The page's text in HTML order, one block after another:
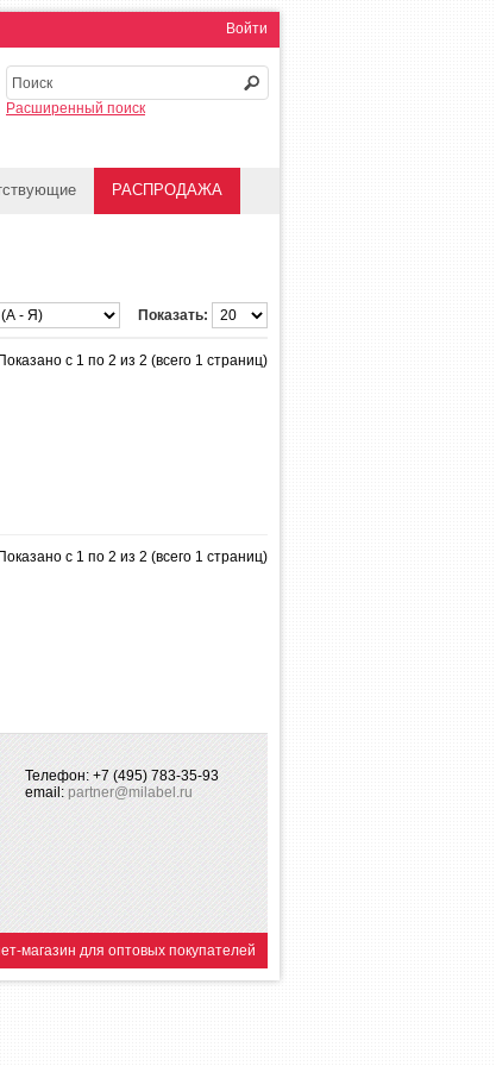
Войти
Расширенный поиск
РАСПРОДАЖА
Показать:
Показано с 1 по 2 из 2 (всего 1 страниц)
Показано с 1 по 2 из 2 (всего 1 страниц)
Телефон: +7 (495) 783-35-93
email: partner@milabel.ru
магазин для оптовых покупателей